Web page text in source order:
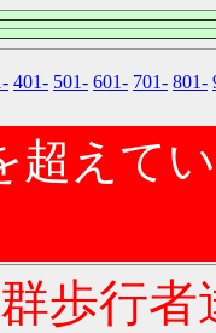
401- 501- 601- 701- 801-
超えて
群歩行